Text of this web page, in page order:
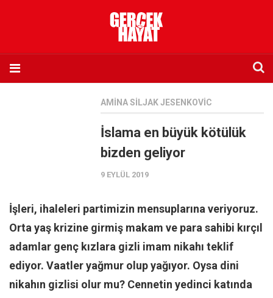
Abone olmak istiyorum
Eksik sayıların temini
Twitter
Facebook
AMINA SILJAK JESENKOVIC
İslama en büyük kötülük
bizden geliyor
9 EYLÜL 2019
İşleri, ihaleleri partimizin mensuplarına veriyoruz.
Orta yaş krizine girmiş makam ve para sahibi kırçıl
adamlar genç kızlara gizli imam nikahı teklif
ediyor. Vaatler yağmur olup yağıyor. Oysa dini
nikahın gizlisi olur mu? Cennetin yedinci katında